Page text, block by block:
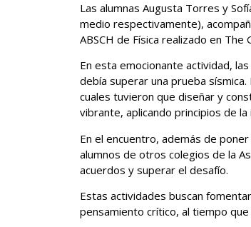
Las alumnas Augusta Torres y
medio respectivamente),
ABSCH de Física realizado en The
En esta emocionante actividad,
debía superar una prueba
cuales tuvieron que diseñar y
vibrante, aplicando principios de la
En el encuentro, además de
alumnos de otros colegios de la
acuerdos y superar el desafío.
Estas actividades buscan
pensamiento crítico, al tiempo